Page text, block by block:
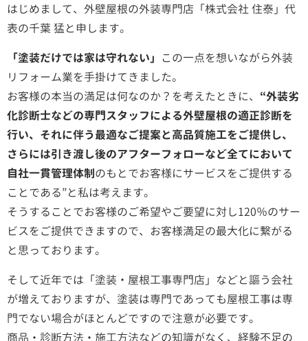
はじめまして、外壁屋根の外装専門店「株式会社 住泰」代
表の千葉 猛と申します。
「塗装だけでは家は守れない」 この一点を想いながら外装
リフォーム業を手掛けてきました。
お客様の本当の満足は何なのか？を考えたときに、 “外装劣
化診断士などの専門スタッフによる外壁屋根の適正診断を
行い、それに伴う最適なご提案と高品質施工をご提供し、
さらには引き渡し後のアフターフォローなど全てにおいて
自社一貫管理体制のもとでお客様にサービスをご提供する
ことである”と私は考えます。
そうすることでお客様のご希望やご要望に対し120％のサー
ビスをご提供できますので、お客様満足の最大化に繋がる
と思っております。
そして近年では「塗装・屋根工事専門店」などと謳う会社
が増えておりますが、塗装は専門であっても屋根工事は専
門でない場合がほとんどですので注意が必要です。
商品・診断方法・施工方法などの知識がなく、経験不足の